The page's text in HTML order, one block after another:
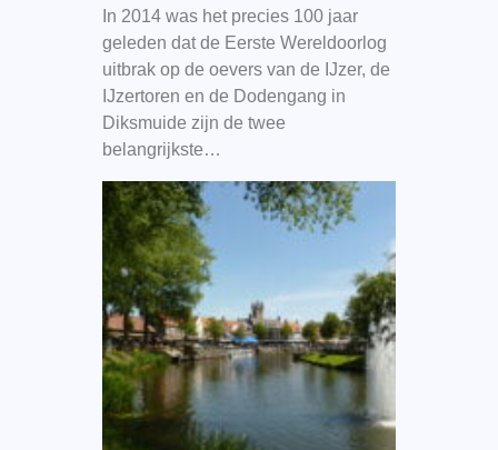
In 2014 was het precies 100 jaar
geleden dat de Eerste Wereldoorlog
uitbrak op de oevers van de IJzer, de
IJzertoren en de Dodengang in
Diksmuide zijn de twee
belangrijkste…